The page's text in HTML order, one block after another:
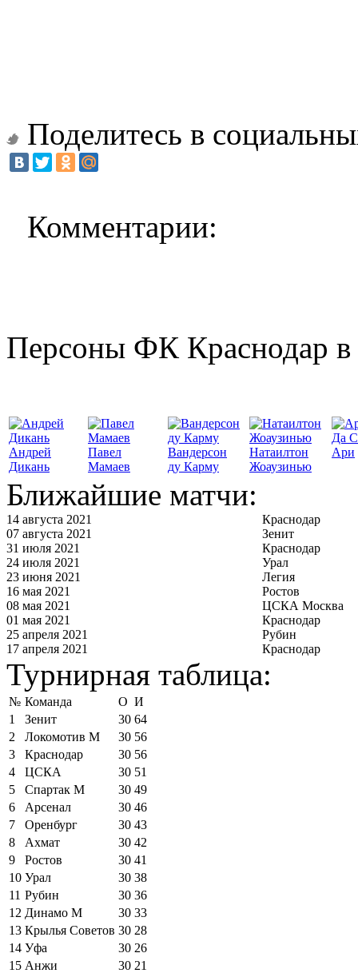
Поделитесь в
Комментарии:
Персоны ФК Краснодар в
Андрей
Дикань
Павел
Мамаев
Вандерсон
ду Карму
Натаилтон
Жоаузинью
Да
Ари
Ближайшие матчи:
14 августа 2021
Краснодар
07 августа 2021
Зенит
31 июля 2021
Краснодар
24 июля 2021
Урал
23 июня 2021
Легия
16 мая 2021
Ростов
08 мая 2021
ЦСКА Москва
01 мая 2021
Краснодар
25 апреля 2021
Рубин
17 апреля 2021
Краснодар
Турнирная таблица:
№ Команда О И
1
Зенит 30 64
2
Локомотив М 30 56
3
Краснодар 30 56
4
ЦСКА 30 51
5
Спартак М 30 49
6
Арсенал 30 46
7
Оренбург 30 43
8
Ахмат 30 42
9
Ростов 30 41
10 Урал 30 38
11 Рубин 30 36
12 Динамо М 30 33
13 Крылья Советов 30 28
14 Уфа 30 26
15 Анжи 30 21